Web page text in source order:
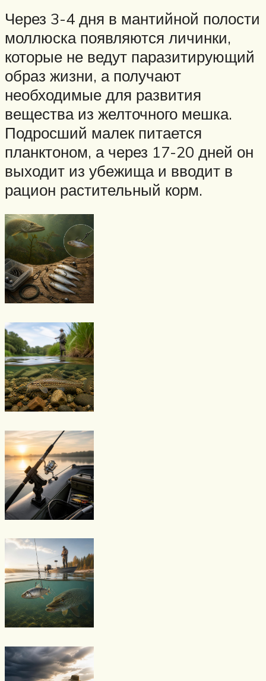
Через 3-4 дня в мантийной полости
моллюска появляются личинки,
которые не ведут паразитирующий
образ жизни, а получают
необходимые для развития
вещества из желточного мешка.
Подросший малек питается
планктоном, а через 17-20 дней он
выходит из убежища и вводит в
рацион растительный корм.